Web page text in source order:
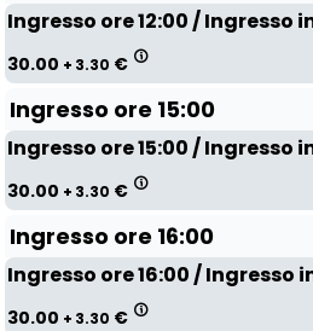
Ingresso ore 12:00 / Ingresso
30.00 + 3.30 €
Ingresso ore 15:00
Ingresso ore 15:00 / Ingresso
30.00 + 3.30 €
Ingresso ore 16:00
Ingresso ore 16:00 / Ingresso
30.00 + 3.30 €